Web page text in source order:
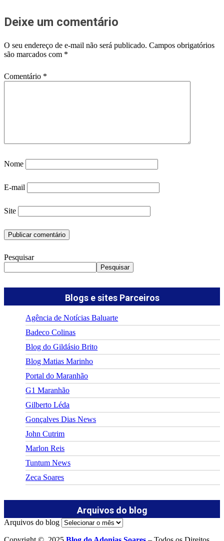
Deixe um comentário
O seu endereço de e-mail não será publicado. Campos obrigatórios
são marcados com *
Comentário *
Nome
E-mail
Site
Pesquisar
Pesquisar
Blogs e sites Parceiros
Agência de Notícias Baluarte
Badeco Colinas
Blog do Gildásio Brito
Blog Matias Marinho
Portal do Maranhão
G1 Maranhão
Gilberto Léda
Gonçalves Dias News
John Cutrim
Marlon Reis
Tuntum News
Zeca Soares
Arquivos do blog
Arquivos do blog